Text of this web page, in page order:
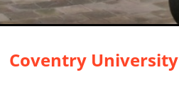
Coventry University